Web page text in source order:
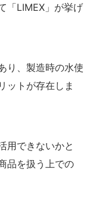
「LIMEX」が挙げ
り、製造時の水使
ットが存在しま
用できないかと
品を扱う上での